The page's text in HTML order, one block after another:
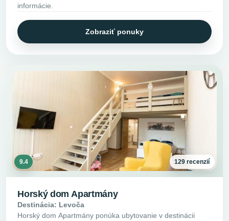
informácie.
Zobraziť ponuky
9.4 129 recenzií
Horský dom Apartmány
Destinácia: Levoča
Horský dom Apartmány ponúka ubytovanie v destinácii